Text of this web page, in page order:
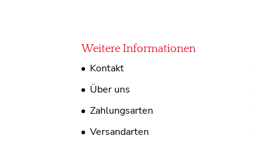
Weitere Informationen
Kontakt
Über uns
Zahlungsarten
Versandarten